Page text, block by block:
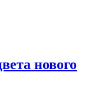
нового